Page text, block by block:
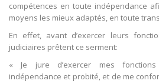
compétences en toute indépendance
moyens les mieux adaptés, en toute
En effet, avant d’exercer leurs
judiciaires prêtent ce serment:
« Je jure d’exercer mes
indépendance et probité, et de me